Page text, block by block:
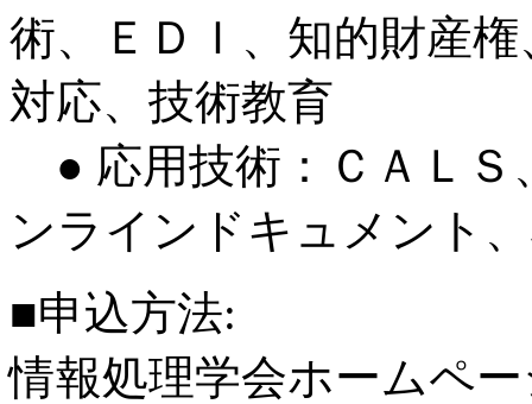
術、ＥＤＩ、知的財産
対応、技術教育
● 応用技術：ＣＡＬＳ
ンラインドキュメント
■申込方法:
情報処理学会ホームペ